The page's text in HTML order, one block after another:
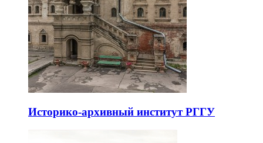
Историко-архивный институт РГГУ